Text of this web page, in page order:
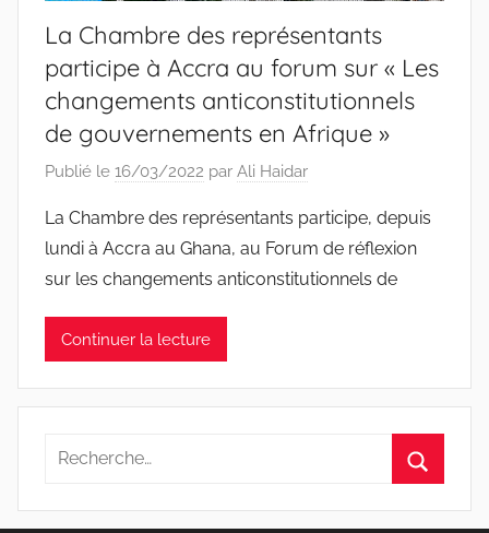
La Chambre des représentants
participe à Accra au forum sur « Les
changements anticonstitutionnels
de gouvernements en Afrique »
Publié le 16/03/2022 par Ali Haidar
La Chambre des représentants participe, depuis
lundi à Accra au Ghana, au Forum de réflexion
sur les changements anticonstitutionnels de
Continuer la lecture
Recherche
: